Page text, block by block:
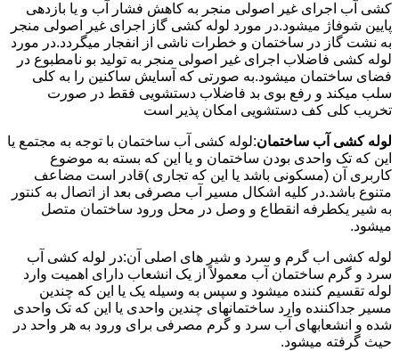
کشی آب اجرای غیر اصولی منجر به کاهش فشار آب و یا بازدهی
پایین شوفاژ میشود.در مورد لوله کشی گاز اجرای غیر اصولی منجر
به نشت گاز در ساختمان و خطرات ناشی از انفجار میگردد.در مورد
لوله کشی فاضلاب اجرای غیر اصولی منجر به تولید بو نامطبوع در
فضای ساختمان میشود.به صورتی که آسایش ساکنین را به کلی
سلب میکند و رفع بوی بد فاضلاب دستشویی فقط در صورت
تخریب کلی کف دستشویی امکان پذیر است
لوله کشی آب ساختمان:لوله کشی آب ساختمان با توجه به مجتمع یا
این که تک واحدی بودن ساختمان و یا این که بسته به موضوع
کاربری آن (مسکونی باشد یا این که تجاری )قادر است مضاعف
متنوع باشد.در کلیه اشکال مسیر آب مصرفی بعد از اتصال به کنتور
به شیر یکطرفه انقطاع و وصل در محل ورود ساختمان متصل
میشود.
لوله کشی اب گرم و سرد و شیر های اصلی آن:در لوله کشی آب
سرد و گرم ساختمان آب معمولاً از یک انشعاب دارای اهمیت وارد
لوله تقسیم کننده میشود و سپس به وسیله یک یا این که چندین
مسیر جداکننده وارد ساختمانهای چندین واحدی یا این که تک واحدی
شده و انشعابهای آب سرد و گرم مصرفی برای ورود به هر واحد در
حیث گرفته میشود.